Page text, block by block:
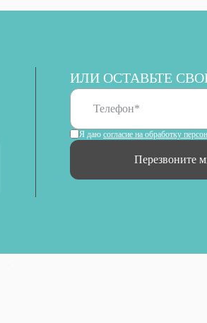
ИЛИ ОСТАВЬТЕ
Я даюсогласие на обработку
Перезвоните